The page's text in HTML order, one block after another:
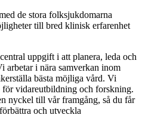
de stora folksjukdomarna
till bred klinisk erfarenhet
uppgift i att planera, leda och
arbetar i nära samverkan inom
bästa möjliga vård. Vi
för vidareutbildning och forskning.
nyckel till vår framgång, så du får
och utveckla